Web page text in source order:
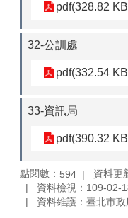
pdf(328.82
32-公訓處
pdf(332.54
33-資訊局
pdf(390.32
點閱數： 594
資料更
資料檢視：109-02-
資料維護：臺北市